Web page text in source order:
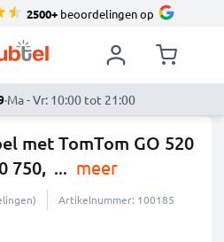
2500+beoordelingen op
·Ma - Vr: 10:00 tot 21:00
met TomTom GO 520
750, ... meer
Artikelnummer: 100185